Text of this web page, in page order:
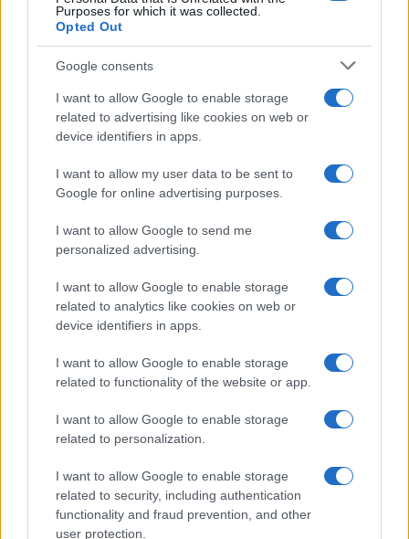
Purposes for which it was collected.
Opted Out
Google consents
I want to allow Google to enable storage
related to advertising like cookies on web or
device identifiers in apps.
I want to allow my user data to be sent to
Google for online advertising purposes.
I want to allow Google to send me
personalized advertising.
I want to allow Google to enable storage
related to analytics like cookies on web or
device identifiers in apps.
I want to allow Google to enable storage
related to functionality of the website or app.
I want to allow Google to enable storage
related to personalization.
I want to allow Google to enable storage
related to security, including authentication
functionality and fraud prevention, and other
user protection.
CRIPTOMONEDAS
Cómo Bitcoin y la IA están transformando la economía global
Diego Martín · 7 Ago 2026
CRIPTOMONEDAS